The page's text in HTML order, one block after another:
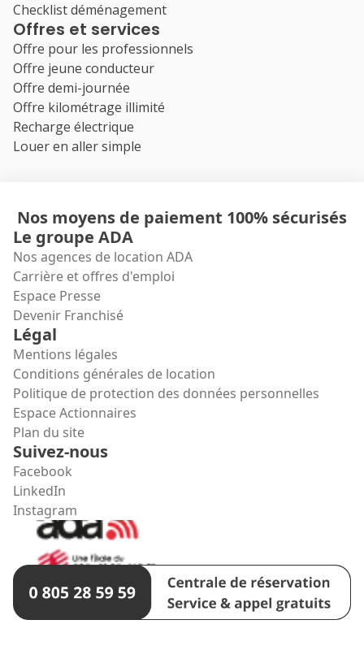
Checklist déménagement
Offres et services
Offre pour les professionnels
Offre jeune conducteur
Offre demi-journée
Offre kilométrage illimité
Recharge électrique
Louer en aller simple
Nos moyens de paiement 100% sécurisés
Le groupe ADA
Nos agences de location ADA
Carrière et offres d'emploi
Espace Presse
Devenir Franchisé
Légal
Mentions légales
Conditions générales de location
Politique de protection des données personnelles
Espace Actionnaires
Plan du site
Suivez-nous
Facebook
LinkedIn
Instagram